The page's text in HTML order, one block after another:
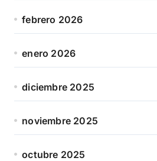
febrero 2026
enero 2026
diciembre 2025
noviembre 2025
octubre 2025